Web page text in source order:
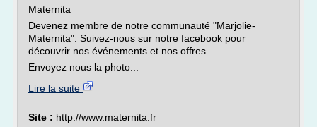
Maternita
Devenez membre de notre communauté "Marjolie-
Maternita". Suivez-nous sur notre facebook pour
découvrir nos événements et nos offres.
Envoyez nous la photo...
Lire la suite
Site : http://www.maternita.fr